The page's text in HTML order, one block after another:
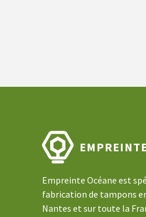
Empreinte Océane est
fabrication de tampons
Nantes et sur toute la